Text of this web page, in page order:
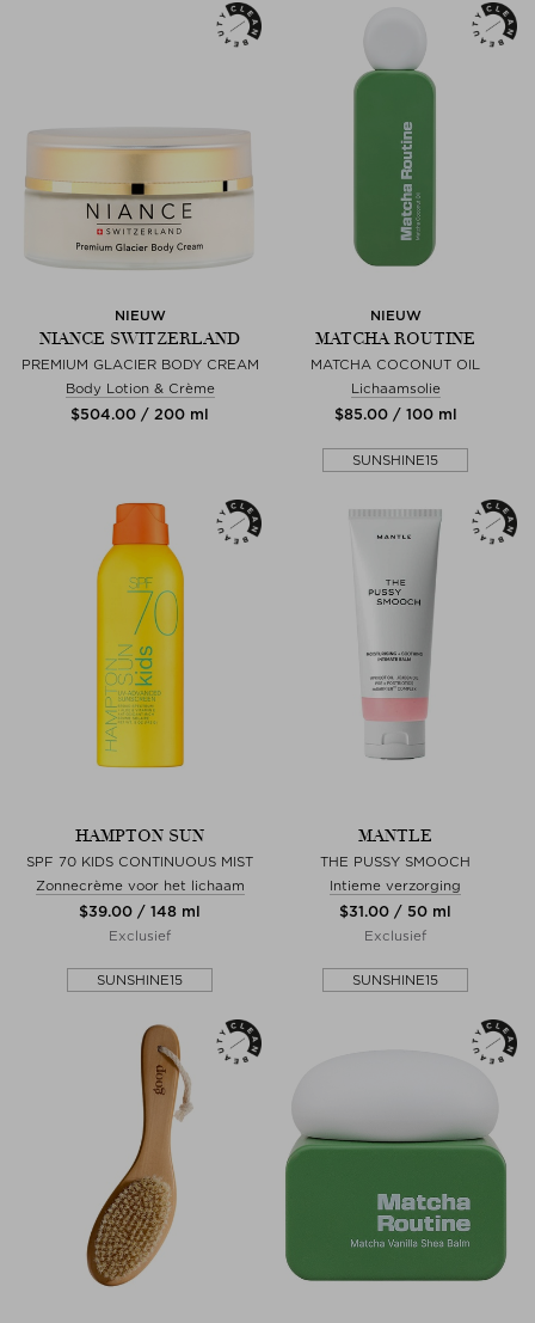
NIEUW
NIANCE SWITZERLAND
PREMIUM GLACIER BODY CREAM
Body Lotion & Crème
$‌504.00 / 200 ml
NIEUW
MATCHA ROUTINE
MATCHA COCONUT OIL
Lichaamsolie
$‌85.00 / 100 ml
SUNSHINE15
HAMPTON SUN
SPF 70 KIDS CONTINUOUS MIST
Zonnecrème voor het lichaam
$‌39.00 / 148 ml
Exclusief
SUNSHINE15
MANTLE
THE PUSSY SMOOCH
Intieme verzorging
$‌31.00 / 50 ml
Exclusief
SUNSHINE15